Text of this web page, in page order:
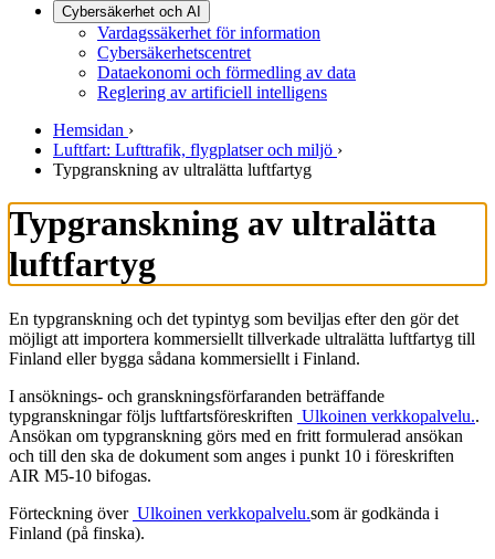
Cybersäkerhet och AI
Vardagssäkerhet för information
Cybersäkerhetscentret
Dataekonomi och förmedling av data
Reglering av artificiell intelligens
Hemsidan ›
Luftfart: Lufttrafik, flygplatser och miljö ›
Typgranskning av ultralätta luftfartyg
Typgranskning av ultralätta
luftfartyg
En typgranskning och det typintyg som beviljas efter den gör det
möjligt att importera kommersiellt tillverkade ultralätta luftfartyg till
Finland eller bygga sådana kommersiellt i Finland.
I ansöknings- och granskningsförfaranden beträffande
typgranskningar följs luftfartsföreskriften Ulkoinen verkkopalvelu..
Ansökan om typgranskning görs med en fritt formulerad ansökan
och till den ska de dokument som anges i punkt 10 i föreskriften
AIR M5-10 bifogas.
Förteckning över Ulkoinen verkkopalvelu.som är godkända i
Finland (på finska).